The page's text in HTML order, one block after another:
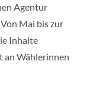
Agentur
Mai bis zur
Inhalte
an Wählerinnen